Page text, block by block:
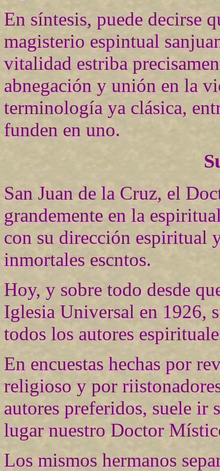
En síntesis, puede decirse
magisterio espintual
vitalidad estriba
abnegación y unión en la
terminología ya clásica,
funden en uno.
San Juan de la Cruz, el
grandemente en la
con su dirección espiritual
inmortales escntos.
Hoy, y sobre todo desde
Iglesia Universal en 1926,
todos los autores
En encuestas hechas por
religioso y por
autores preferidos, suele ir
lugar nuestro Doctor
Los mismos hermanos